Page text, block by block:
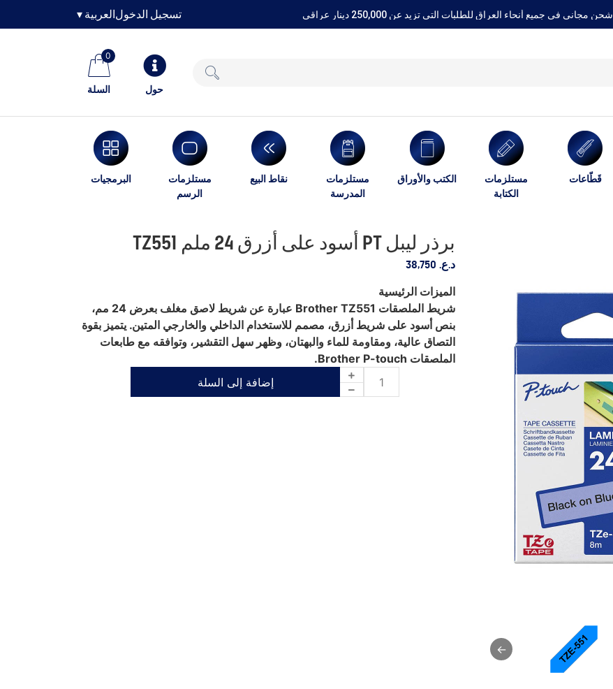
شحن مجاني في جميع أنحاء العراق للطلبات التي تزيد عن 250,000 دينار عراقي تسجيل الدخول العربية ▾
حول
0
السلة
قَطّاعات
مستلزمات
الكتابة
الكتب والأوراق
مستلزمات
المدرسة
نقاط البيع
مستلزمات
الرسم
البرمجيات
←
برذر ليبل PT أسود على أزرق 24 ملم TZ551
د.ع.
الميزات الرئيسية
شريط الملصقات Brother TZ551 عبارة عن شريط لاصق مغلف بعرض 24 مم،
بنص أسود على شريط أزرق، مصمم للاستخدام الداخلي والخارجي المتين. يتميز بقوة
التصاق عالية، ومقاومة للماء والبهتان، وظهر سهل التقشير، وتوافقه مع طابعات
الملصقات Brother P-touch.
إضافة إلى السلة